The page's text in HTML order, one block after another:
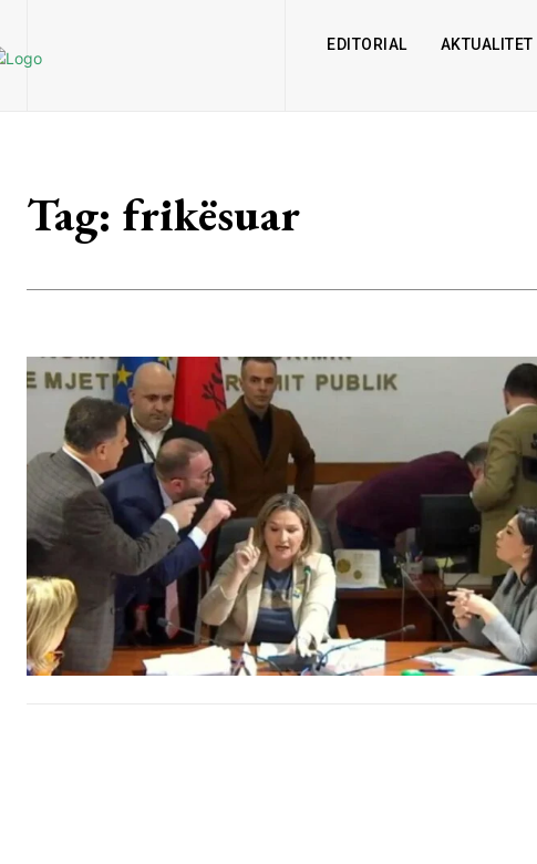
EDITORIAL AKTUALITET
Tag: frikësuar